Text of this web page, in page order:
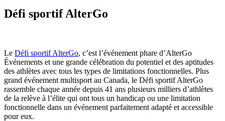
Défi sportif AlterGo
Le Défi sportif AlterGo, c’est l’événement phare d’AlterGo
Événements et une grande célébration du potentiel et des aptitudes
des athlètes avec tous les types de limitations fonctionnelles. Plus
grand événement multisport au Canada, le Défi sportif AlterGo
rassemble chaque année depuis 41 ans plusieurs milliers d’athlètes
de la relève à l’élite qui ont tous un handicap ou une limitation
fonctionnelle dans un événement parfaitement adapté et accessible
pour eux.